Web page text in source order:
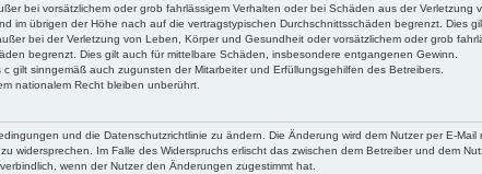
bei vorsätzlichem oder grob fahrlässigem Verhalten oder bei Schäden aus der
im übrigen der Höhe nach auf die vertragstypischen Durchschnittsschäden begrenzt. Dies
bei der Verletzung von Leben, Körper und Gesundheit oder vorsätzlichem oder grob
begrenzt. Dies gilt auch für mittelbare Schäden, insbesondere entgangenen Gewinn.
gilt sinngemäß auch zugunsten der Mitarbeiter und Erfüllungsgehilfen des Betreibers.
nationalem Recht bleiben unberührt.
und die Datenschutzrichtlinie zu ändern. Die Änderung wird dem Nutzer per E-Mail
widersprechen. Im Falle des Widerspruchs erlischt das zwischen dem Betreiber und dem
wenn der Nutzer den Änderungen zugestimmt hat.